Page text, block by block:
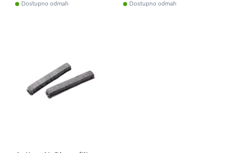
Dostupno odmah Dostupno odmah